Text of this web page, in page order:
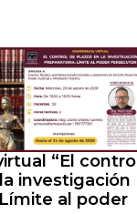
“El control
investigación
al poder